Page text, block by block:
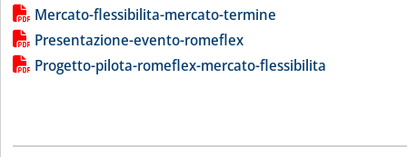
Mercato-flessibilita-mercato-termine
Presentazione-evento-romeflex
Progetto-pilota-romeflex-mercato-flessibilita